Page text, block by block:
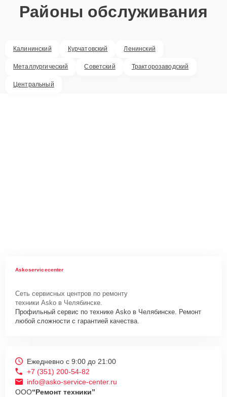
Районы обслуживания
Калининский Курчатовский Ленинский
Металлургический Советский Тракторозаводский
Центральный
Askoservicecenter
Сеть сервисных центров по ремонту
техники Asko в Челябинске.
Профильный сервис по технике Asko в Челябинске. Ремонт
любой сложности с гарантией качества.
Ежедневно с 9:00 до 21:00
+7 (351) 200-54-82
info@asko-service-center.ru
ООО“Ремонт техники”